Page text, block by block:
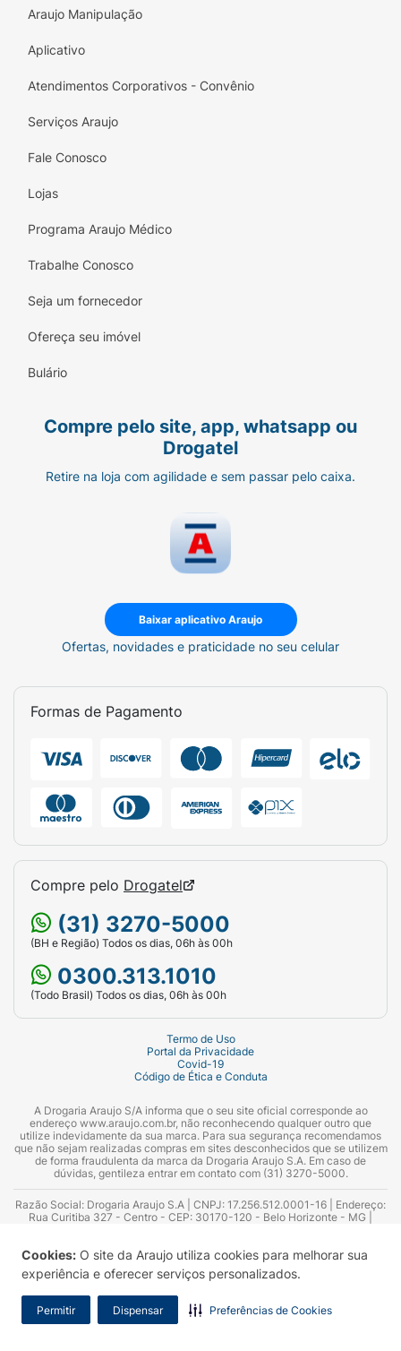
Cookies: O site da Araujo utiliza cookies para melhorar sua
experiência e oferecer serviços personalizados.
Permitir Dispensar Preferências de Cookies
Araujo Manipulação
Aplicativo
Atendimentos Corporativos - Convênio
Serviços Araujo
Fale Conosco
Lojas
Programa Araujo Médico
Trabalhe Conosco
Seja um fornecedor
Ofereça seu imóvel
Bulário
Compre pelo site, app, whatsapp ou
Drogatel
Retire na loja com agilidade e sem passar pelo caixa.
Baixar aplicativo Araujo
Ofertas, novidades e praticidade no seu celular
Formas de Pagamento
Compre pelo Drogatel
(31) 3270-5000
(BH e Região) Todos os dias, 06h às 00h
0300.313.1010
(Todo Brasil) Todos os dias, 06h às 00h
Termo de Uso
Portal da Privacidade
Covid-19
Código de Ética e Conduta
A Drogaria Araujo S/A informa que o seu site oficial corresponde ao
endereço www.araujo.com.br, não reconhecendo qualquer outro que
utilize indevidamente da sua marca. Para sua segurança recomendamos
que não sejam realizadas compras em sites desconhecidos que se utilizem
de forma fraudulenta da marca da Drogaria Araujo S.A. Em caso de
dúvidas, gentileza entrar em contato com (31) 3270-5000.
Razão Social: Drogaria Araujo S.A | CNPJ: 17.256.512.0001-16 | Endereço:
Rua Curitiba 327 - Centro - CEP: 30170-120 - Belo Horizonte - MG |
Azevedo Guimarães – CRF 10.965 | Yasmin Silva Alvarenga – CRF 52.584 -
Consultor substituto: Thiago Aguiar Pinheiro - CRF Nº 13.748. Alvará
Sanitário: 2025020713 | Autorização de Funcionamento da Empresa (AFE):